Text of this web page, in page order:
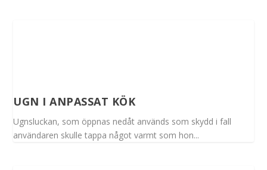
UGN I ANPASSAT KÖK
Ugnsluckan, som öppnas nedåt används som skydd i fall
användaren skulle tappa något varmt som hon...